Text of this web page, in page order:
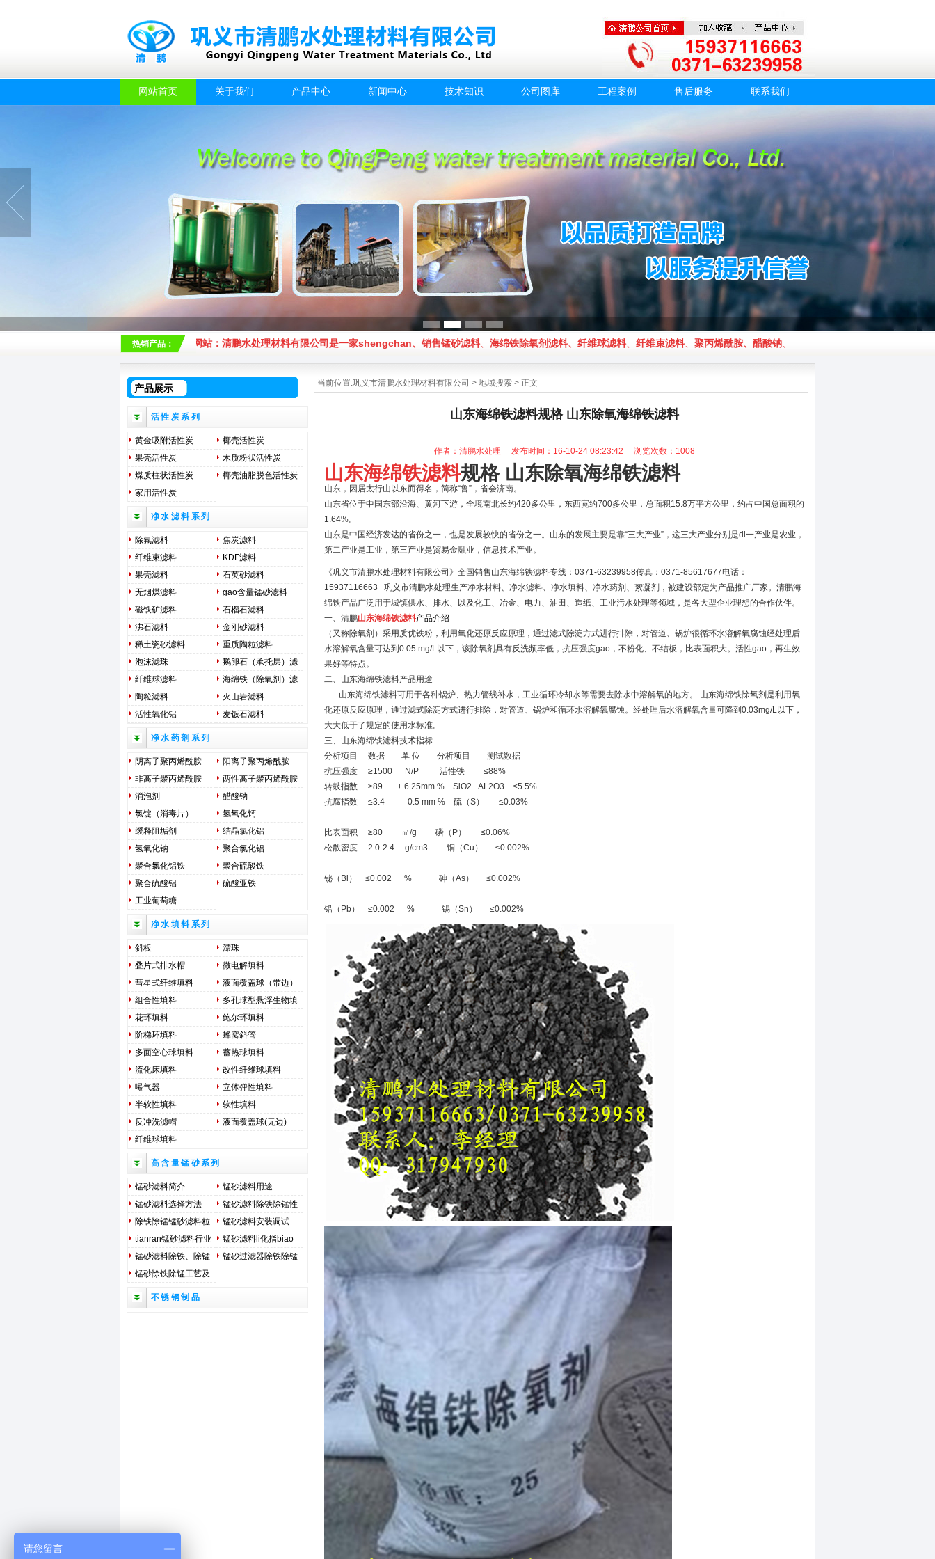
网站首页 关于我们 产品中心 新闻中心 技术知识 公司图库 工程案例 售后服务 联系我们
热销产品：
用户来浏览我们清鹏水处理厂家企业网站：清鹏水处理材料有限公司是一家shengchan、销售 锰砂滤料、海绵铁除氧剂滤料、纤维球滤料、纤维束滤料、聚丙烯酰胺、醋酸钠、活性氧化铝
当前位置:巩义市清鹏水处理材料有限公司 > 地域搜索 > 正文
山东海绵铁滤料规格 山东除氧海绵铁滤料
作者：清鹏水处理 发布时间：16-10-24 08:23:42 浏览次数： 1008
山东海绵铁滤料规格 山东除氧海绵铁滤料
山东，因居太行山以东而得名，简称“鲁”，省会济南。
山东省位于中国东部沿海、黄河下游，全境南北长约420多公里，东西宽约700多公里，总面积15.8万平方公里，约占中国总面积的
1.64%。
山东是中国经济发达的省份之一，也是发展较快的省份之一。山东的发展主要是靠“三大产业”，这三大产业分别是di一产业是农业，
第二产业是工业，第三产业是贸易金融业，信息技术产业。
《巩义市清鹏水处理材料有限公司》全国销售山东海绵铁滤料专线：0371-63239958传真：0371-85617677电话：
15937116663 巩义市清鹏水处理生产净水材料、净水滤料、净水填料、净水药剂、絮凝剂，被建设部定为产品推广厂家。清鹏海
绵铁产品广泛用于城镇供水、排水、以及化工、冶金、电力、油田、造纸、工业污水处理等领域，是各大型企业理想的合作伙伴。
一、清鹏山东海绵铁滤料产品介绍
（又称除氧剂）采用质优铁粉，利用氧化还原反应原理，通过滤式除淀方式进行排除，对管道、锅炉很循环水溶解氧腐蚀经处理后
水溶解氧含量可达到0.05 mg/L以下，该除氧剂具有反洗频率低，抗压强度gao，不粉化、不结板，比表面积大。活性gao，再生效
果好等特点。
二、山东海绵铁滤料产品用途
山东海绵铁滤料可用于各种锅炉、热力管线补水，工业循环冷却水等需要去除水中溶解氧的地方。 山东海绵铁除氧剂是利用氧
化还原反应原理，通过滤式除淀方式进行排除，对管道、锅炉和循环水溶解氧腐蚀。经处理后水溶解氧含量可降到0.03mg/L以下，
大大低于了规定的使用水标准。
三、山东海绵铁滤料技术指标
分析项目 数据 单 位 分析项目 测试数据
抗压强度 ≥1500 N/P 活性铁 ≤88%
转鼓指数 ≥89 + 6.25mm % SiO2+ AL2O3 ≤5.5%
抗腐指数 ≤3.4 － 0.5 mm % 硫（S） ≤0.03%
比表面积 ≥80 ㎡/g 磷（P） ≤0.06%
松散密度 2.0-2.4 g/cm3 铜（Cu） ≤0.002%
铋（Bi） ≤0.002 % 砷（As） ≤0.002%
铅（Pb） ≤0.002 % 锡（Sn） ≤0.002%
产品展示
活性炭系列
黄金吸附活性炭
椰壳活性炭
果壳活性炭
木质粉状活性炭
煤质柱状活性炭
椰壳油脂脱色活性炭
家用活性炭
净水滤料系列
除氟滤料
焦炭滤料
纤维束滤料
KDF滤料
果壳滤料
石英砂滤料
无烟煤滤料
gao含量锰砂滤料
磁铁矿滤料
石榴石滤料
沸石滤料
金刚砂滤料
稀土瓷砂滤料
重质陶粒滤料
泡沫滤珠
鹅卵石（承托层）滤
料
纤维球滤料
海绵铁（除氧剂）滤
料
陶粒滤料
火山岩滤料
活性氧化铝
麦饭石滤料
净水药剂系列
阴离子聚丙烯酰胺
阳离子聚丙烯酰胺
非离子聚丙烯酰胺
两性离子聚丙烯酰胺
消泡剂
醋酸钠
氯锭（消毒片）
氢氧化钙
缓释阻垢剂
结晶氯化铝
氢氧化钠
聚合氯化铝
聚合氯化铝铁
聚合硫酸铁
聚合硫酸铝
硫酸亚铁
工业葡萄糖
净水填料系列
斜板
漂珠
叠片式排水帽
微电解填料
彗星式纤维填料
液面覆盖球（带边）
组合性填料
多孔球型悬浮生物填
料
花环填料
鲍尔环填料
阶梯环填料
蜂窝斜管
多面空心球填料
蓄热球填料
流化床填料
改性纤维球填料
曝气器
立体弹性填料
半软性填料
软性填料
反冲洗滤帽
液面覆盖球(无边)
纤维球填料
高含量锰砂系列
锰砂滤料简介
锰砂滤料用途
锰砂滤料选择方法
锰砂滤料除铁除锰性
能用途
除铁除锰锰砂滤料粒
径选择及装填调试方
法
锰砂滤料安装调试
tianran锰砂滤料行业
标*
锰砂滤料li化指biao
锰砂滤料除铁、除锰
原理
锰砂过滤器除铁除锰
锰砂除铁除锰工艺及
安装调试方法
不锈钢制品
请您留言